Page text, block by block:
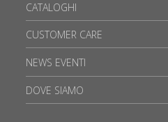
CATALOGHI
CUSTOMER CARE
NEWS EVENTI
DOVE SIAMO